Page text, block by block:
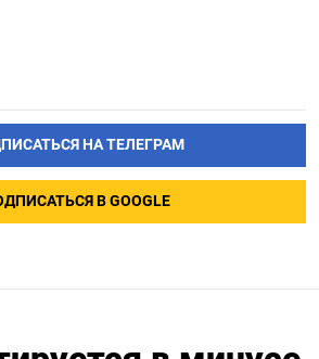
НА ТЕЛЕГРАМ
В GOOGLE